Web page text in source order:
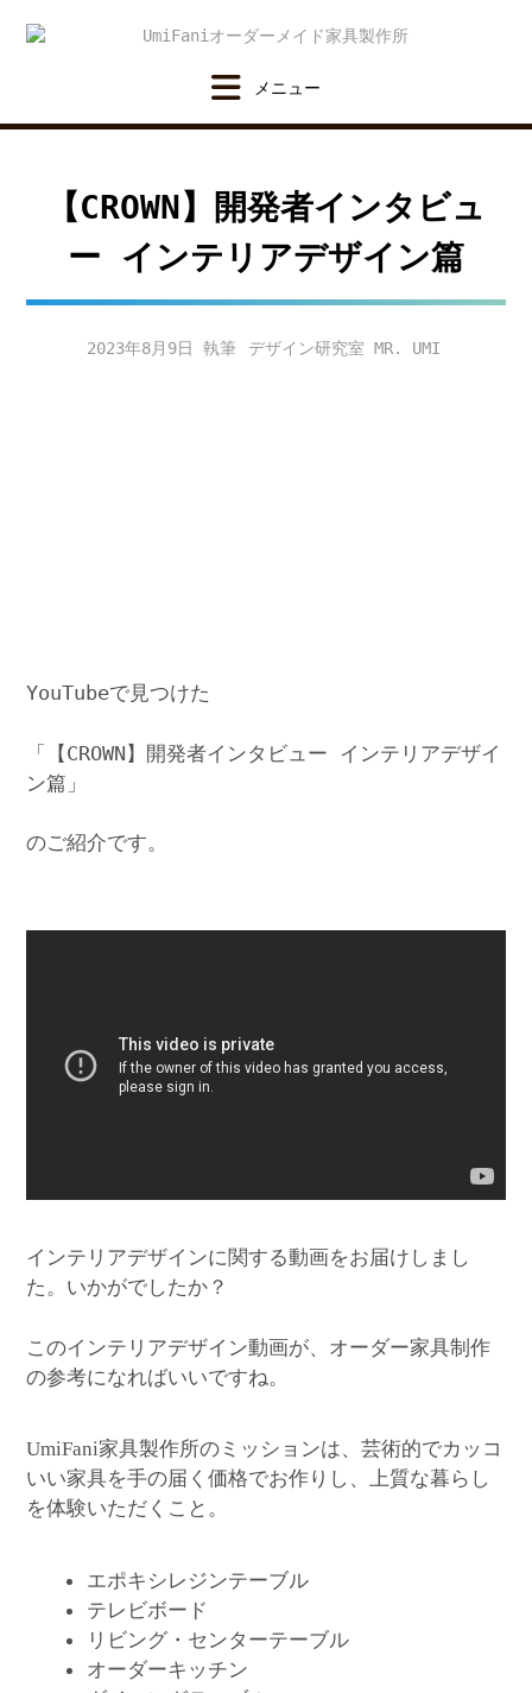
【CROWN】開発者インタビュ
ー インテリアデザイン篇
2023年8月9日 デザイン研究室 MR. UMI
YouTubeで見つけた
「【CROWN】開発者インタビュー インテリアデザイ
ン篇」
のご紹介です。
インテリアデザインに関する動画をお届けしまし
た。いかがでしたか？
このインテリアデザイン動画が、オーダー家具制作
の参考になればいいですね。
UmiFani家具製作所のミッションは、芸術的でカッコ
いい家具を手の届く価格でお作りし、上質な暮らし
を体験いただくこと。
エポキシレジンテーブル
テレビボード
リビング・センターテーブル
オーダーキッチン